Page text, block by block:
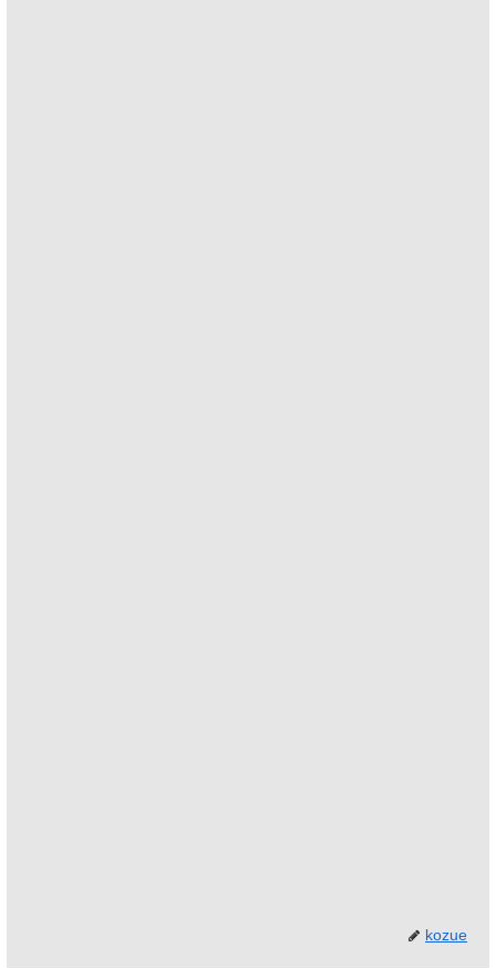
kozue